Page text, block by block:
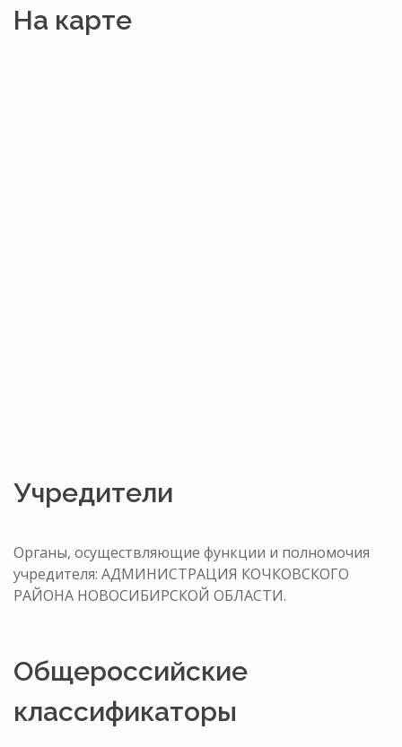
На карте
Учредители
Органы, осуществляющие функции и полномочия
учредителя: АДМИНИСТРАЦИЯ КОЧКОВСКОГО
РАЙОНА НОВОСИБИРСКОЙ ОБЛАСТИ.
Общероссийские
классификаторы